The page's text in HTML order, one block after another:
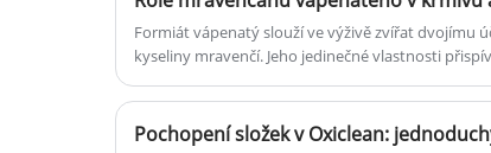
Formiát vápenatý slouží ve výživě zvířat dvojímu
kyseliny mravenčí. Jeho jedinečné vlastnosti
Pochopení složek v Oxiclean: